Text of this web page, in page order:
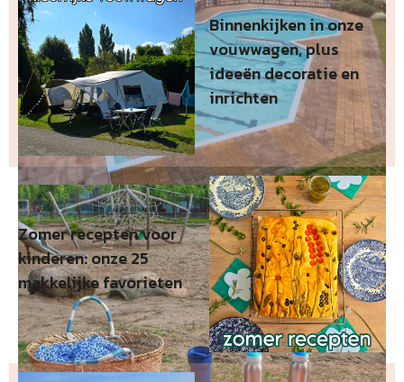
Binnenkijken in onze
vouwwagen, plus
ideeën decoratie en
inrichten
Zomer recepten voor
kinderen: onze 25
makkelijke favorieten